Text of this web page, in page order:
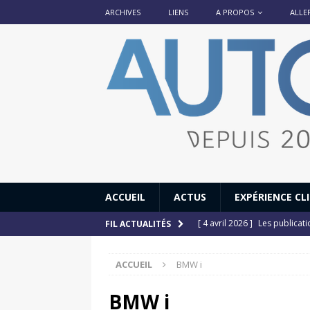
ARCHIVES LIENS A PROPOS
ACCUEIL ACTUS EXPÉRIENCE
FIL ACTUALITÉS [ 4 avril 2026 ] Les
[ 12 juillet 2025 ]
ACCUEIL BMW i
BMW i